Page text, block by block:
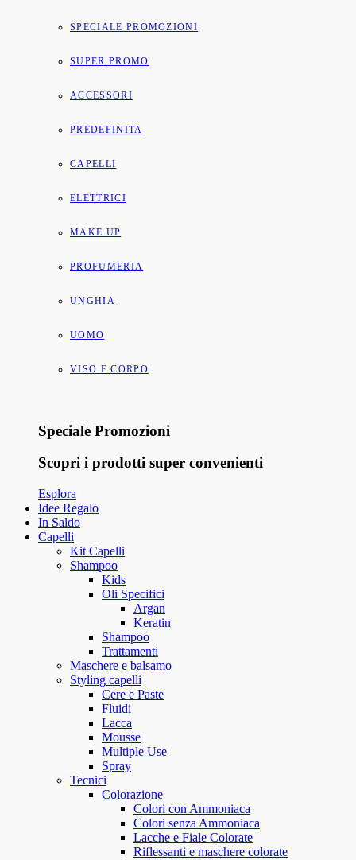
SPECIALE PROMOZIONI
SUPER PROMO
ACCESSORI
PREDEFINITA
CAPELLI
ELETTRICI
MAKE UP
PROFUMERIA
UNGHIA
UOMO
VISO E CORPO
Speciale Promozioni
Scopri i prodotti super convenienti
Esplora
Idee Regalo
In Saldo
Capelli
Kit Capelli
Shampoo
Kids
Oli Specifici
Argan
Keratin
Shampoo
Trattamenti
Maschere e balsamo
Styling capelli
Cere e Paste
Fluidi
Lacca
Mousse
Multiple Use
Spray
Tecnici
Colorazione
Colori con Ammoniaca
Colori senza Ammoniaca
Lacche e Fiale Colorate
Riflessanti e maschere colorate